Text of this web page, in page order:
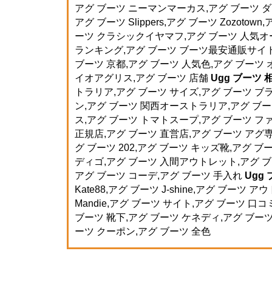
アグ ブーツ ニーマンマーカス,アグ ブーツ
アグ ブーツ Slippers,アグ ブーツ Zozotown,
ーツ クラシックイヤマフ,アグ ブーツ 人気
ランキング,アグ ブーツ ブーツ最安通販サイ
ブーツ 京都,アグ ブーツ 人気色,アグ ブーツ
イオアグリス,アグ ブーツ 店舗 Ugg ブーツ
トラリア,アグ ブーツ サイズ,アグ ブーツ ブ
ン,アグ ブーツ 関西オーストラリア,アグ ブ
ス,アグ ブーツ トマトスープ,アグ ブーツ フ
正規店,アグ ブーツ 直営店,アグ ブーツ アグ
グ ブーツ 202,アグ ブーツ キッズ靴,アグ ブ
ディゴ,アグ ブーツ 入間アウトレット,アグ
アグ ブーツ コーデ,アグ ブーツ 手入れ Ugg
Kate88,アグ ブーツ J-shine,アグ ブーツ ア
Mandie,アグ ブーツ サイト,アグ ブーツ 口コ
ブーツ 靴下,アグ ブーツ ケネディ,アグ ブー
ーツ クーポン,アグ ブーツ 全色